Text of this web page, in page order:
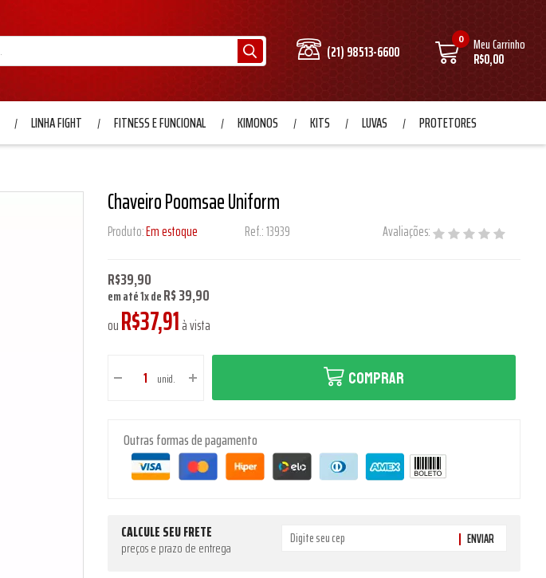
(21) 98513-6600
0 Meu Carrinho
R$0,00
LINHA FIGHT FITNESS E FUNCIONAL KIMONOS KITS LUVAS PROTETORES
Chaveiro Poomsae Uniform
Produto:Em estoque Ref.:13939 Avaliações:
R$39,90
em até1xdeR$ 39,90
ouR$37,91à vista
unid. COMPRAR
Outras formas de pagamento
CALCULE SEU FRETE
preços e prazo de entrega ENVIAR